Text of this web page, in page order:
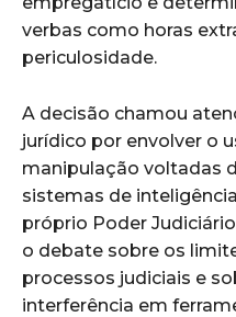
verbas como horas
periculosidade.
A decisão chamou
jurídico por envolver o
manipulação voltadas
sistemas de
próprio Poder
o debate sobre os
processos judiciais e
interferência em